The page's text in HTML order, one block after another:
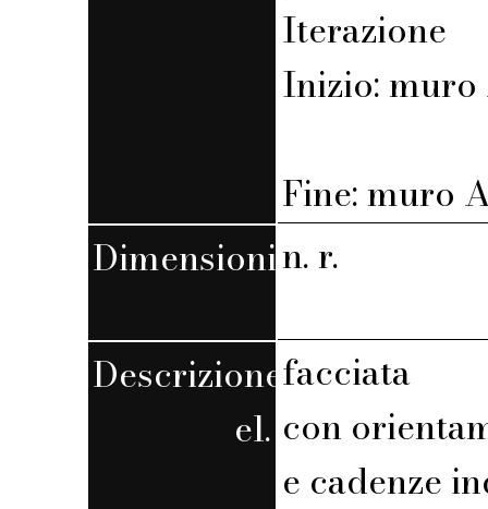
Iterazione
Inizio: muro
Fine: muro
Dimensionin. r.
Descrizione
el.
facciata
con
e cadenze